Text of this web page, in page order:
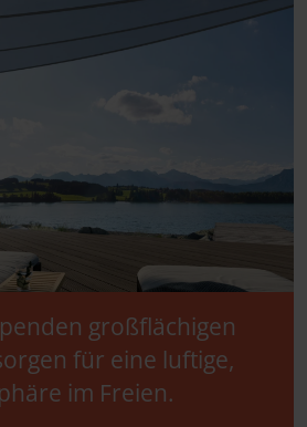
großflächigen
für eine luftige,
im Freien.